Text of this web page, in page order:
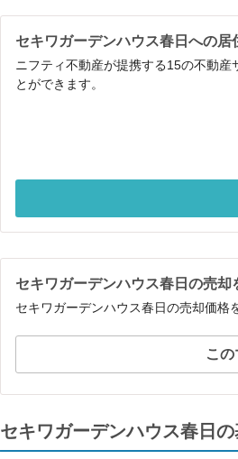
セキワガーデンハウス春日への居
ニフティ不動産が提携する15の不動
とができます。
セキワガーデンハウス春日の売却
セキワガーデンハウス春日の売却価格
この
セキワガーデンハウス春日